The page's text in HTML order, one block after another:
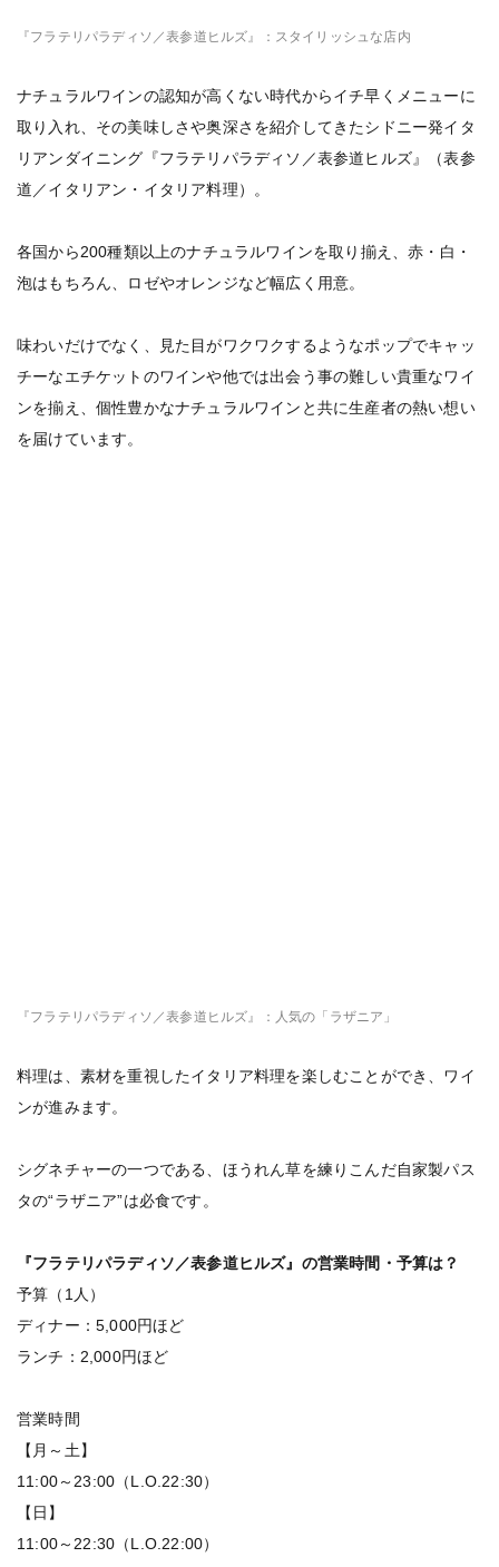
『フラテリパラディソ／表参道ヒルズ』：スタイリッシュな店内
ナチュラルワインの認知が高くない時代からイチ早くメニューに
取り入れ、その美味しさや奥深さを紹介してきたシドニー発イタ
リアンダイニング『フラテリパラディソ／表参道ヒルズ』（表参
道／イタリアン・イタリア料理）。
各国から200種類以上のナチュラルワインを取り揃え、赤・白・
泡はもちろん、ロゼやオレンジなど幅広く用意。
味わいだけでなく、見た目がワクワクするようなポップでキャッ
チーなエチケットのワインや他では出会う事の難しい貴重なワイ
ンを揃え、個性豊かなナチュラルワインと共に生産者の熱い想い
を届けています。
『フラテリパラディソ／表参道ヒルズ』：人気の「ラザニア」
料理は、素材を重視したイタリア料理を楽しむことができ、ワイ
ンが進みます。
シグネチャーの⼀つである、ほうれん草を練りこんだ自家製パス
タの“ラザニア”は必食です。
『フラテリパラディソ／表参道ヒルズ』の営業時間・予算は？
予算（1人）
ディナー：5,000円ほど
ランチ：2,000円ほど
営業時間
【月～土】
11:00～23:00（L.O.22:30）
【日】
11:00～22:30（L.O.22:00）